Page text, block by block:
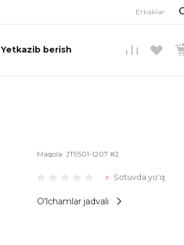
Erkaklar
Yetkazib berish
Maqola: JT9501-1207 #2
Sotuvda yo'q
O'lchamlar jadvali